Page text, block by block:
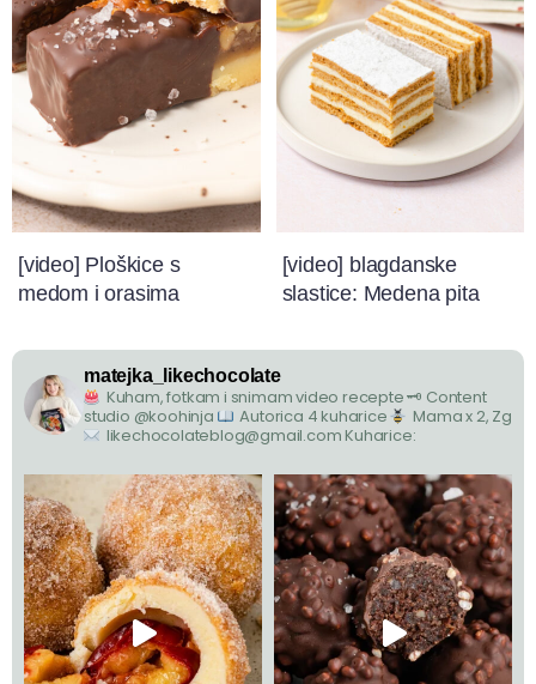
[video] Ploškice s
medom i orasima
[video] blagdanske
slastice: Medena pita
matejka_likechocolate
Kuham, fotkam i snimam video recepte🗝 Content
studio @koohinja
Autorica 4 kuharice
Mama x 2, Zg
likechocolateblog@gmail.com Kuharice: